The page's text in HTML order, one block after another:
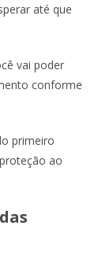
até que
vai poder
conforme
primeiro
ao